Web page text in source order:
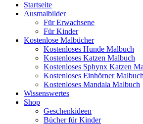
Startseite
Ausmalbilder
Für Erwachsene
Für Kinder
Kostenlose Malbücher
Kostenloses Hunde Malbuch
Kostenloses Katzen Malbuch
Kostenloses Sphynx Katzen
Kostenloses Einhörner Malbuch
Kostenloses Mandala Malbuch
Wissenswertes
Shop
Geschenkideen
Bücher für Kinder